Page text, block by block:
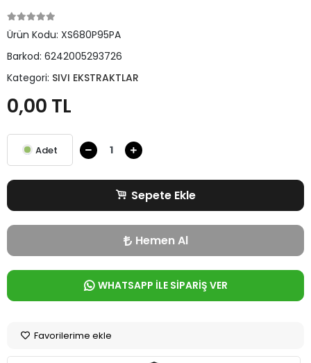
Ürün Kodu: XS680P95PA
Barkod: 6242005293726
Kategori: SIVI EKSTRAKTLAR
0,00 TL
Adet
Sepete Ekle
Hemen Al
WHATSAPP İLE SİPARİŞ VER
Favorilerime ekle